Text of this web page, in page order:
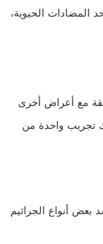
المضادات الحيوية،
مع أعراض أخرى
تجريب واحدة من
بعض أنواع الجراثيم